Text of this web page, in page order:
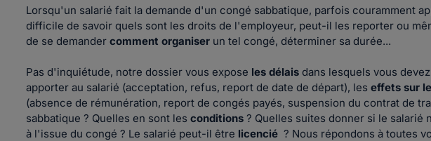
Lorsqu'un salarié fait la demande d'un congé sabbatique, parfois couramment
difficile de savoir quels sont les droits de l'employeur, peut-il les reporter ou
de se demander comment organiser un tel congé, déterminer sa durée...
Pas d'inquiétude, notre dossier vous expose les délais dans lesquels vous
apporter au salarié (acceptation, refus, report de date de départ), les effets sur
(absence de rémunération, report de congés payés, suspension du contrat de
sabbatique ? Quelles en sont les conditions ? Quelles suites donner si le salarié
à l'issue du congé ? Le salarié peut-il être licencié ? Nous répondons à toutes